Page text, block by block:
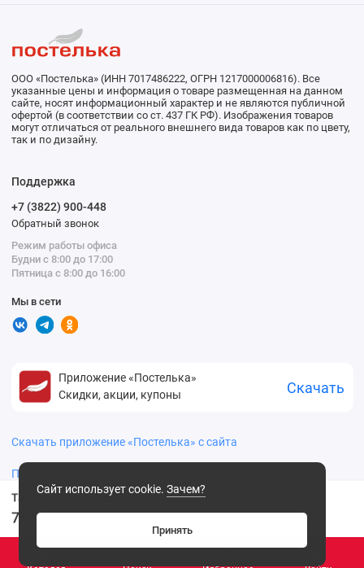
Тапочки женские 37 размер
749 .00 ₽
Сайт использует cookie. Зачем?
Принять
ООО «Постелька» (ИНН 7017486222, ОГРН 1217000006816). Все
указанные цены и информация о товаре размещенная на данном
сайте, носят информационный характер и не являются публичной
офертой (в соответствии со ст. 437 ГК РФ). Изображения товаров
могут отличаться от реального внешнего вида товаров как по цвету,
так и по дизайну.
Поддержка
+7 (3822) 900-448
Обратный звонок
Режим работы офиса
Будни с 8:00 до 17:00
Пятница с 8:00 до 16:00
Мы в сети
Приложение «Постелька»
Скидки, акции, купоны
Скачать
Скачать приложение «Постелька» с сайта
Политика конфиденциальности